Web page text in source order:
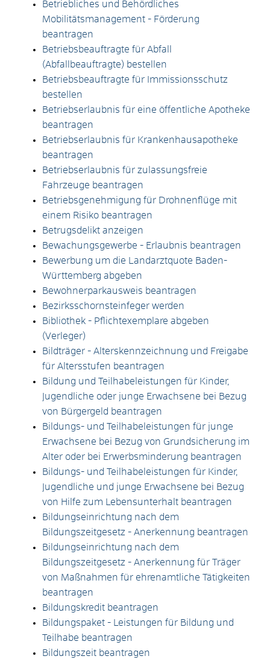
Betriebliches und Behördliches
Mobilitätsmanagement - Förderung
beantragen
Betriebsbeauftragte für Abfall
(Abfallbeauftragte) bestellen
Betriebsbeauftragte für Immissionsschutz
bestellen
Betriebserlaubnis für eine öffentliche Apotheke
beantragen
Betriebserlaubnis für Krankenhausapotheke
beantragen
Betriebserlaubnis für zulassungsfreie
Fahrzeuge beantragen
Betriebsgenehmigung für Drohnenflüge mit
einem Risiko beantragen
Betrugsdelikt anzeigen
Bewachungsgewerbe - Erlaubnis beantragen
Bewerbung um die Landarztquote Baden-
Württemberg abgeben
Bewohnerparkausweis beantragen
Bezirksschornsteinfeger werden
Bibliothek - Pflichtexemplare abgeben
(Verleger)
Bildträger - Alterskennzeichnung und Freigabe
für Altersstufen beantragen
Bildung und Teilhabeleistungen für Kinder,
Jugendliche oder junge Erwachsene bei Bezug
von Bürgergeld beantragen
Bildungs- und Teilhabeleistungen für junge
Erwachsene bei Bezug von Grundsicherung im
Alter oder bei Erwerbsminderung beantragen
Bildungs- und Teilhabeleistungen für Kinder,
Jugendliche und junge Erwachsene bei Bezug
von Hilfe zum Lebensunterhalt beantragen
Bildungseinrichtung nach dem
Bildungszeitgesetz - Anerkennung beantragen
Bildungseinrichtung nach dem
Bildungszeitgesetz - Anerkennung für Träger
von Maßnahmen für ehrenamtliche Tätigkeiten
beantragen
Bildungskredit beantragen
Bildungspaket - Leistungen für Bildung und
Teilhabe beantragen
Bildungszeit beantragen